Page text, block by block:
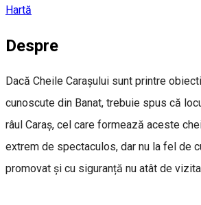
Hartă
Despre
Dacă Cheile Carașului sunt printre
cunoscute din Banat, trebuie spus că
râul Caraș, cel care formează aceste
extrem de spectaculos, dar nu la fel de
promovat și cu siguranță nu atât de